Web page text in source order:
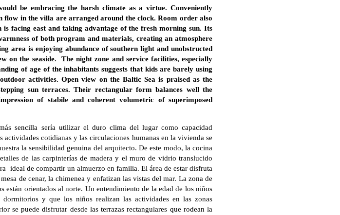
be embracing the harsh climate as a virtue. Conveniently
flow in the villa are arranged around the clock. Room order also
facing east and taking advantage of the fresh morning sun. Its
of both program and materials, creating an atmosphere
area is enjoying abundance of southern light and unobstructed
on the seaside. The night zone and service facilities, especially
of age of the inhabitants suggests that kids are barely using
activities. Open view on the Baltic Sea is praised as the
sun terraces. Their rectangular form balances well the
of stabile and coherent volumetric of superimposed
sencilla sería utilizar el duro clima del lugar como capacidad
cotidianas y las circulaciones humanas en la vivienda se
la sensibilidad genuina del arquitecto. De este modo, la cocina
de las carpinterías de madera y el muro de vidrio translucido
ideal de compartir un almuerzo en familia. El área de estar disfruta
de cenar, la chimenea y enfatizan las vistas del mar. La zona de
están orientados al norte. Un entendimiento de la edad de los niños
dormitorios y que los niños realizan las actividades en las zonas
se puede disfrutar desde las terrazas rectangulares que rodean la